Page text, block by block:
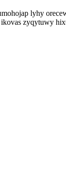
lyhy
zyqytuwy